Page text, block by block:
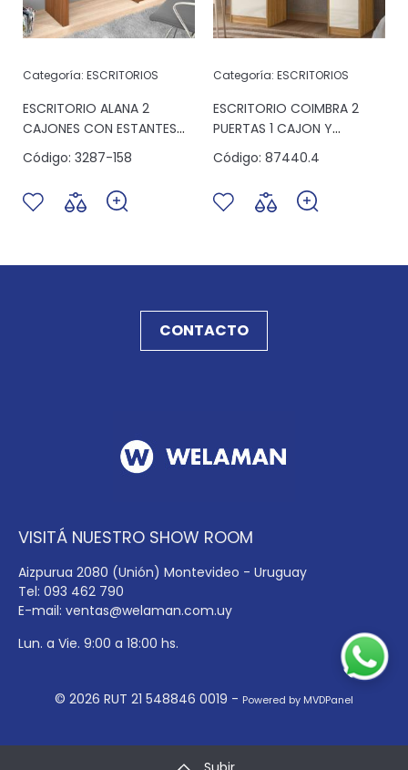
Categoría: ESCRITORIOS
ESCRITORIO ALANA 2
CAJONES CON ESTANTES
BLANCO
Código: 3287-158
Categoría: ESCRITORIOS
ESCRITORIO COIMBRA 2
PUERTAS 1 CAJON Y
ESTANTES BLANCO
Código: 87440.4
CONTACTO
VISITÁ NUESTRO SHOW ROOM
Aizpurua 2080 (Unión) Montevideo - Uruguay
Tel: 093 462 790
E-mail: ventas@welaman.com.uy
Lun. a Vie. 9:00 a 18:00 hs.
© 2026 RUT 21 548846 0019 - Powered by MVDPanel